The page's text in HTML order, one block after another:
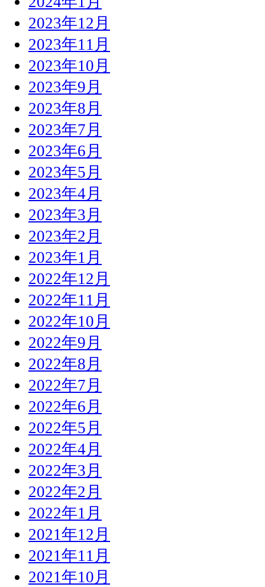
2023年12月
2023年11月
2023年10月
2023年9月
2023年8月
2023年7月
2023年6月
2023年5月
2023年4月
2023年3月
2023年2月
2023年1月
2022年12月
2022年11月
2022年10月
2022年9月
2022年8月
2022年7月
2022年6月
2022年5月
2022年4月
2022年3月
2022年2月
2022年1月
2021年12月
2021年11月
2021年10月